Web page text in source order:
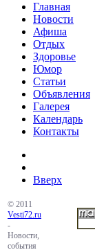
Главная
Новости
Афиша
Отдых
Здоровье
Юмор
Статьи
Объявления
Галерея
Календарь
Контакты
Вверх
© 2011
Vesti72.ru
-
Новости,
события